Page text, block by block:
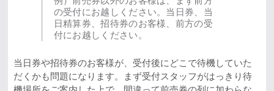
の受付にお越しください。当日券、当
日精算券、招待券のお客様、前方の受
付にお越しください。
当日券や招待券のお客様が、受付後にどこで待機していた
だくかも問題になります。まず受付スタッフがはっきり待